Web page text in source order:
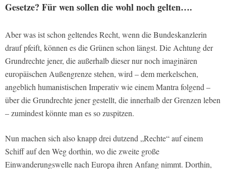
Gesetze? Für wen sollen die wohl noch gelten….
Aber was ist schon geltendes Recht, wenn die Bundeskanzlerin
drauf pfeift, können es die Grünen schon längst. Die Achtung der
Grundrechte jener, die außerhalb dieser nur noch imaginären
europäischen Außengrenze stehen, wird – dem merkelschen,
angeblich humanistischen Imperativ wie einem Mantra folgend –
über die Grundrechte jener gestellt, die innerhalb der Grenzen leben
– zumindest könnte man es so zuspitzen.
Nun machen sich also knapp drei dutzend „Rechte“ auf einem
Schiff auf den Weg dorthin, wo die zweite große
Einwanderungswelle nach Europa ihren Anfang nimmt. Dorthin,